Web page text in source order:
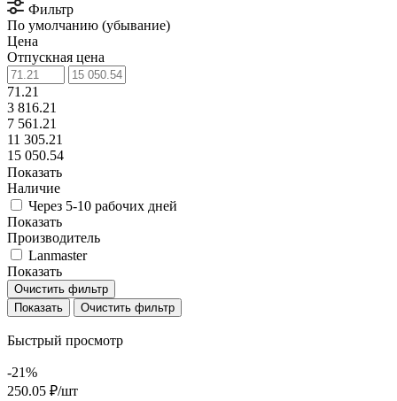
Фильтр
По умолчанию (убывание)
Цена
Отпускная цена
71.21
3 816.21
7 561.21
11 305.21
15 050.54
Показать
Наличие
Через 5-10 рабочих дней
Показать
Производитель
Lanmaster
Показать
Очистить фильтр
Очистить фильтр
Быстрый просмотр
-21%
250.05 ₽/шт